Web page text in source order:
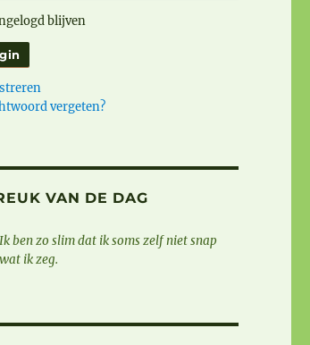
blijven
vergeten?
VAN DE DAG
Ik ben zo slim dat ik soms zelf niet snap
wat ik zeg.